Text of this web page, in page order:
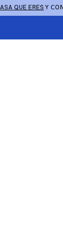
QUE ERES Y